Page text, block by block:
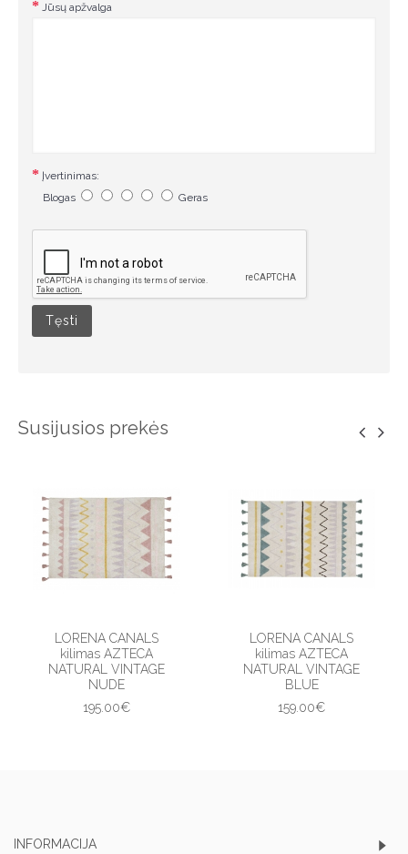
Jūsų apžvalga
Įvertinimas:
Blogas
Geras
Tęsti
Susijusios prekės
LORENA CANALS
kilimas AZTECA
NATURAL VINTAGE
NUDE
195.00€
LORENA CANALS
kilimas AZTECA
NATURAL VINTAGE
BLUE
159.00€
INFORMACIJA